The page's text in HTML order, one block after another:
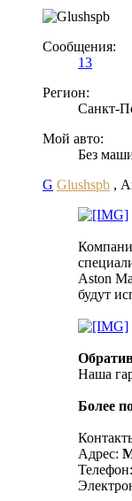
Сообщения:
13
Регион:
Санкт-
Мой авто:
Без
G Glushspb ,
Aston
будут
Наша
Более
Адрес:
Телефон: